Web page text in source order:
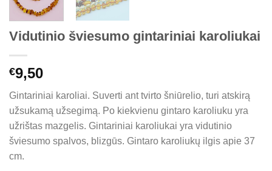
Vidutinio šviesumo gintariniai karoliukai
€9,50
Gintariniai karoliai. Suverti ant tvirto šniūrelio, turi atskirą
užsukamą užsegimą. Po kiekvienu gintaro karoliuku yra
užrištas mazgelis. Gintariniai karoliukai yra vidutinio
šviesumo spalvos, blizgūs. Gintaro karoliukų ilgis apie 37
cm.